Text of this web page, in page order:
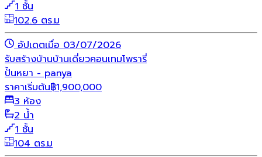
1 ชั้น
102.6 ตร.ม
อัปเดตเมื่อ 03/07/2026
รับสร้างบ้านบ้านเดี่ยวคอนเทมโพรารี่
ปั้นหยา - panya
ราคาเริ่มต้น฿1,900,000
3 ห้อง
2 น้ำ
1 ชั้น
104 ตร.ม